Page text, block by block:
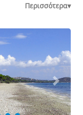
Περισσότερα▾